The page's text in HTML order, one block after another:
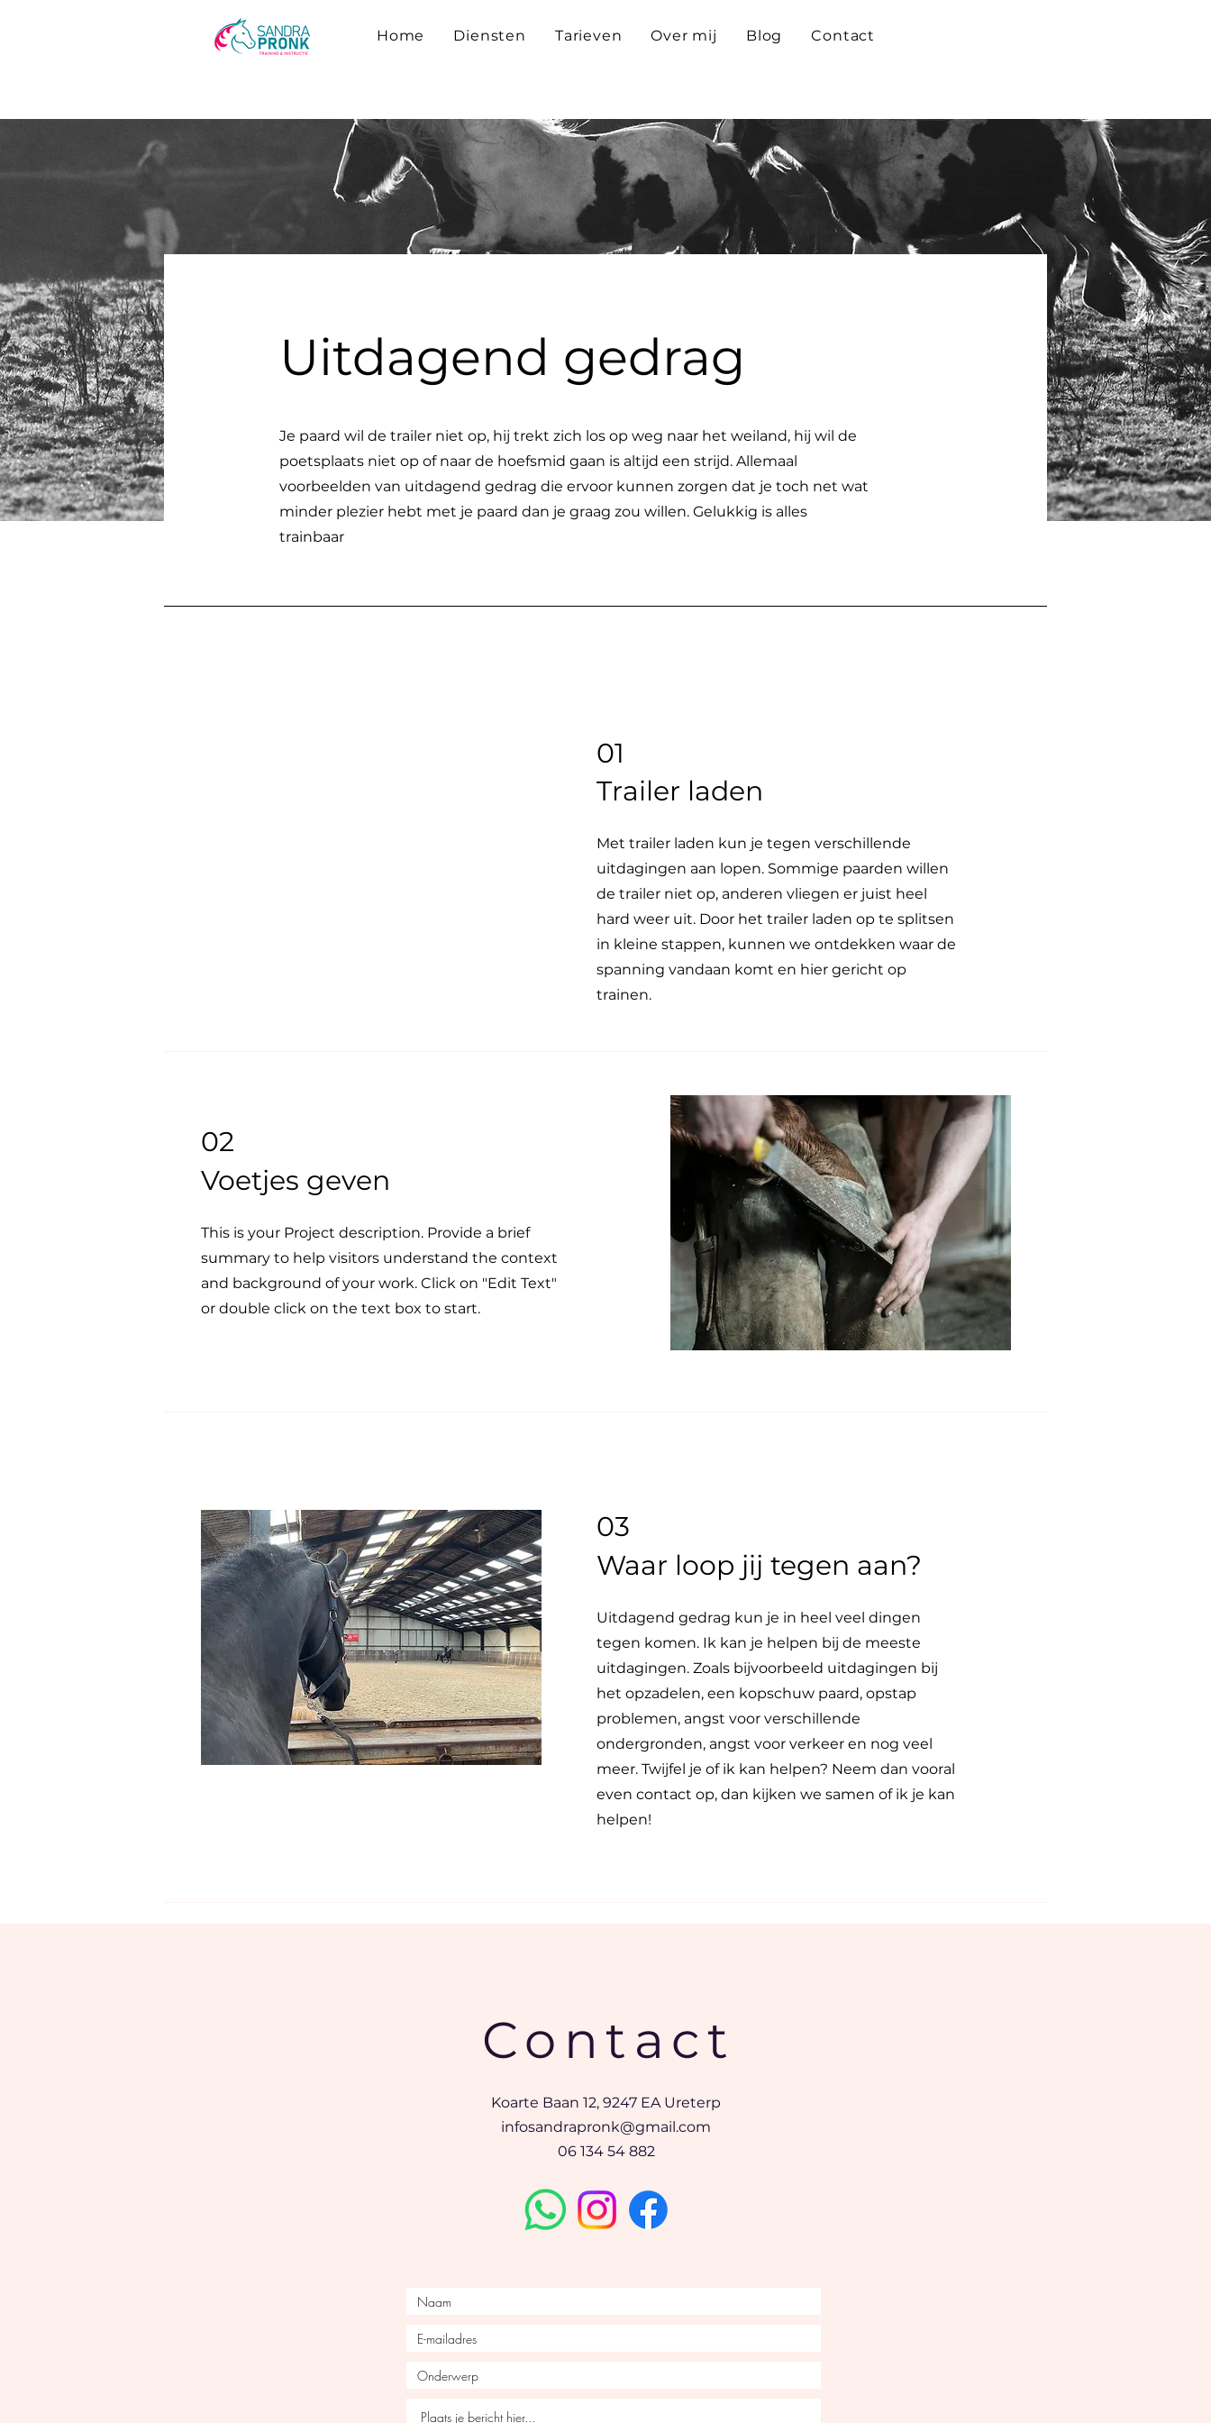
Home Diensten Tarieven Over mij Blog Contact
Uitdagend gedrag
Je paard wil de trailer niet op, hij trekt zich los op weg naar het weiland, hij wil de
poetsplaats niet op of naar de hoefsmid gaan is altijd een strijd. Allemaal
voorbeelden van uitdagend gedrag die ervoor kunnen zorgen dat je toch net wat
minder plezier hebt met je paard dan je graag zou willen. Gelukkig is alles
trainbaar
01
Trailer laden
Met trailer laden kun je tegen verschillende
uitdagingen aan lopen. Sommige paarden willen
de trailer niet op, anderen vliegen er juist heel
hard weer uit. Door het trailer laden op te splitsen
in kleine stappen, kunnen we ontdekken waar de
spanning vandaan komt en hier gericht op
trainen.
02
Voetjes geven
This is your Project description. Provide a brief
summary to help visitors understand the context
and background of your work. Click on "Edit Text"
or double click on the text box to start.
03
Waar loop jij tegen aan?
Uitdagend gedrag kun je in heel veel dingen
tegen komen. Ik kan je helpen bij de meeste
uitdagingen. Zoals bijvoorbeeld uitdagingen bij
het opzadelen, een kopschuw paard, opstap
problemen, angst voor verschillende
ondergronden, angst voor verkeer en nog veel
meer. Twijfel je of ik kan helpen? Neem dan vooral
even contact op, dan kijken we samen of ik je kan
helpen!
Contact
Koarte Baan 12, 9247 EA Ureterp
infosandrapronk@gmail.com
06 134 54 882